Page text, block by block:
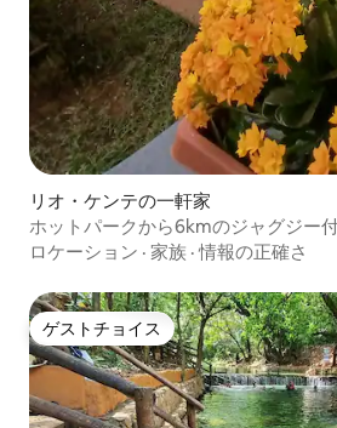
リオ・ケンテの一軒家
ホットパークから6kmのジャグジー
ロケーション · 家族 ·情報の正確さ
ゲストチョイス
ゲストチョイス